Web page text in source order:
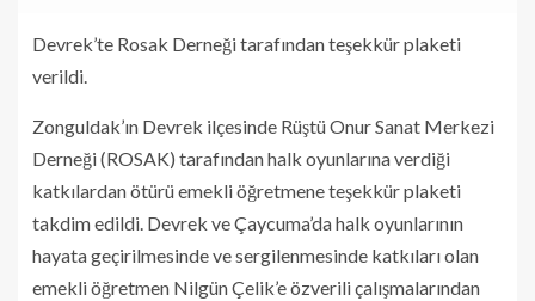
Devrek’te Rosak Derneği tarafından teşekkür plaketi
verildi.
Zonguldak’ın Devrek ilçesinde Rüştü Onur Sanat Merkezi
Derneği (ROSAK) tarafından halk oyunlarına verdiği
katkılardan ötürü emekli öğretmene teşekkür plaketi
takdim edildi. Devrek ve Çaycuma’da halk oyunlarının
hayata geçirilmesinde ve sergilenmesinde katkıları olan
emekli öğretmen Nilgün Çelik’e özverili çalışmalarından